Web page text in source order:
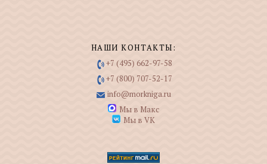
НАШИ КОНТАКТЫ:
+7 (495) 662-97-58
+7 (800) 707-52-17
info@morkniga.ru
Мы в Макс
Мы в VK